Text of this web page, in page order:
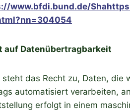
www.bfdi.bund.de/
auf Datenübertragbarkeit
steht das Recht zu, Daten, die
automatisiert verarbeiten,
erfolgt in einem